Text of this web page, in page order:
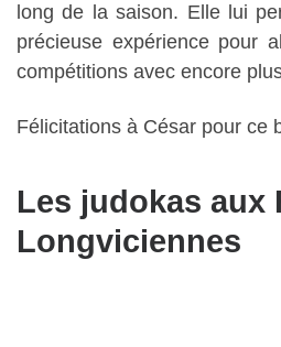
long de la saison. Elle lui
précieuse expérience pour
compétitions avec encore
Félicitations à César pour ce
Les judokas aux
Longviciennes